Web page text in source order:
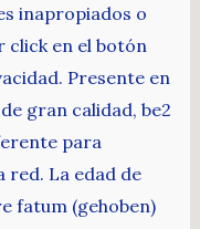
inapropiados o
click en el botón
Presente en
gran calidad, be2
para
red. La edad de
fatum (gehoben)